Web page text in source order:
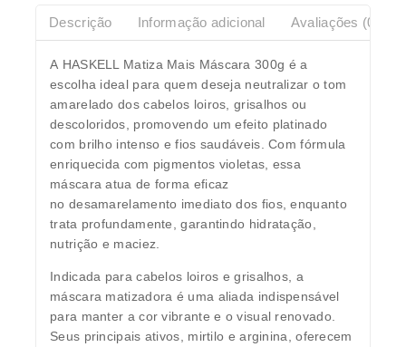
Descrição Informação adicional Avaliações (0)
A HASKELL Matiza Mais Máscara 300g é a
escolha ideal para quem deseja neutralizar o tom
amarelado dos cabelos loiros, grisalhos ou
descoloridos, promovendo um efeito platinado
com brilho intenso e fios saudáveis. Com fórmula
enriquecida com pigmentos violetas , essa
máscara atua de forma eficaz
no desamarelamento imediato dos fios, enquanto
trata profundamente, garantindo hidratação,
nutrição e maciez
Indicada paracabelos loiros e grisalhos , a
máscara matizadora é uma aliada indispensável
para manter a cor vibrante e o visual renovado.
Seus principais ativos, mirtilo earginina
, oferecem